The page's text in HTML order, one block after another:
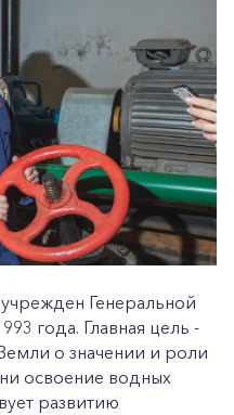
Генеральной
года. Главная цель -
о значении и роли
освоение водных
развитию